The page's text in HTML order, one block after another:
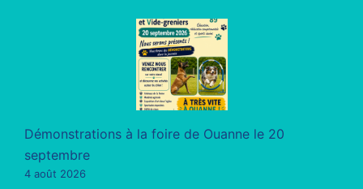
Démonstrations à la foire de Ouanne le 20
septembre
4 août 2026